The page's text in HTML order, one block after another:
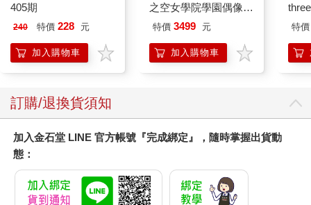
405期
240 特價 228 元
加入購物車
之空女學院學園偶像俱
樂部 Bloom Garden
組
特價 3499 元
加入購物車
VA
特價
訂購/退換貨須知
加入金石堂 LINE 官方帳號『完成綁定』，隨時掌握出貨動
態：